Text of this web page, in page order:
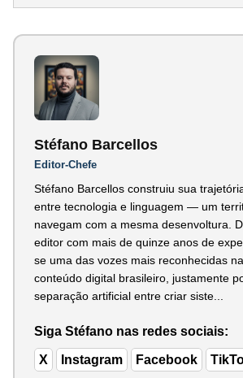
Stéfano Barcellos
Editor-Chefe
Stéfano Barcellos construiu sua
entre tecnologia e linguagem — um
navegam com a mesma desenvoltura.
editor com mais de quinze anos de
se uma das vozes mais reconhecidas
conteúdo digital brasileiro, justamente
separação artificial entre criar siste...
Siga Stéfano nas redes sociais:
X Instagram Facebook